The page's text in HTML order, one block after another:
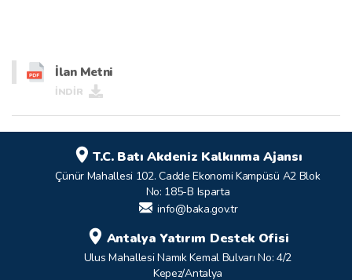
İlan Metni
İNDİR
T.C. Batı Akdeniz Kalkınma Ajansı
Çünür Mahallesi 102. Cadde Ekonomi Kampüsü A2 Blok
No: 185-B Isparta
info@baka.gov.tr
Antalya Yatırım Destek Ofisi
Ulus Mahallesi Namık Kemal Bulvarı No: 4/2
Kepez/Antalya